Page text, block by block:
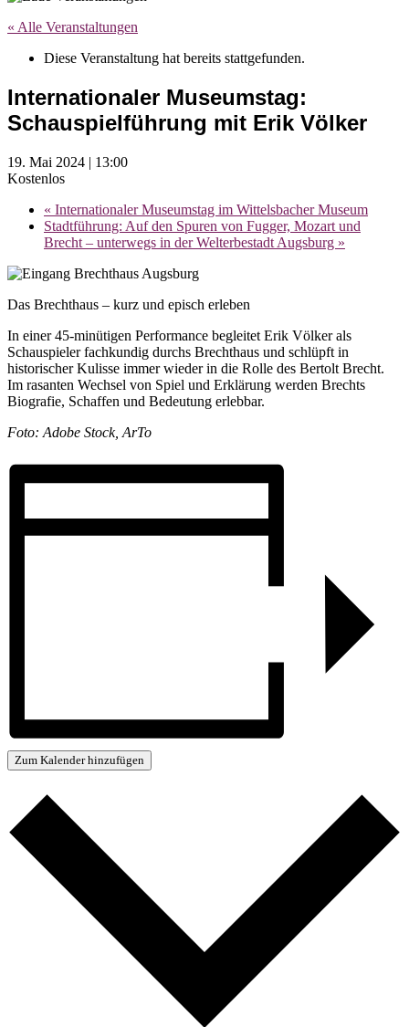
« Alle Veranstaltungen
Diese Veranstaltung hat bereits stattgefunden.
Internationaler Museumstag:
Schauspielführung mit Erik Völker
19. Mai 2024 | 13:00
Kostenlos
« Internationaler Museumstag im Wittelsbacher Museum
Stadtführung: Auf den Spuren von Fugger, Mozart und
Brecht – unterwegs in der Welterbestadt Augsburg »
Das Brechthaus – kurz und episch erleben
In einer 45-minütigen Performance begleitet Erik Völker als
Schauspieler fachkundig durchs Brechthaus und schlüpft in
historischer Kulisse immer wieder in die Rolle des Bertolt Brecht.
Im rasanten Wechsel von Spiel und Erklärung werden Brechts
Biografie, Schaffen und Bedeutung erlebbar.
Foto: Adobe Stock, ArTo
Zum Kalender hinzufügen